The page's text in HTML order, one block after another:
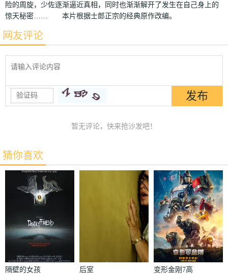
险的周旋，少佐逐渐逼近真相，同时也渐渐解开了发生在自己身上的
惊天秘密…… 本片根据士郎正宗的经典原作改编。
网友评论
暂无评论，快来抢沙发吧！
猜你喜欢
隔壁的女孩 后室
变形金刚7高